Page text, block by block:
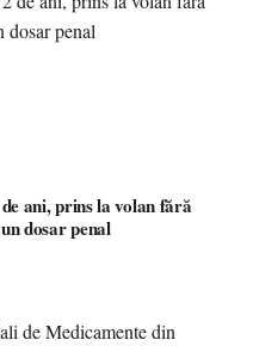
ani, prins la volan fără
dosar penal